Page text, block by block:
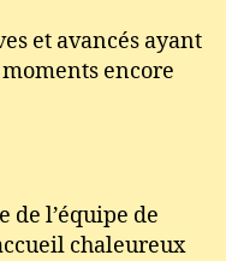
et avancés ayant
encore
de l’équipe de
chaleureux